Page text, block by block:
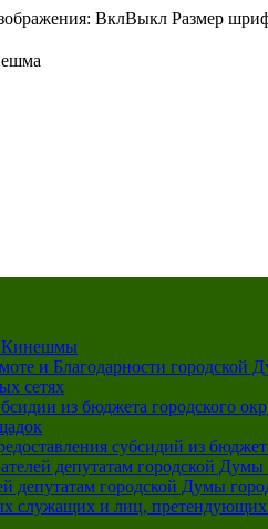
ВклВыкл Размер
Кинешмы
и Благодарности городской
сетях
из бюджета городского
субсидий из
депутатам городской
депутатам городской Думы
служащих и лиц,